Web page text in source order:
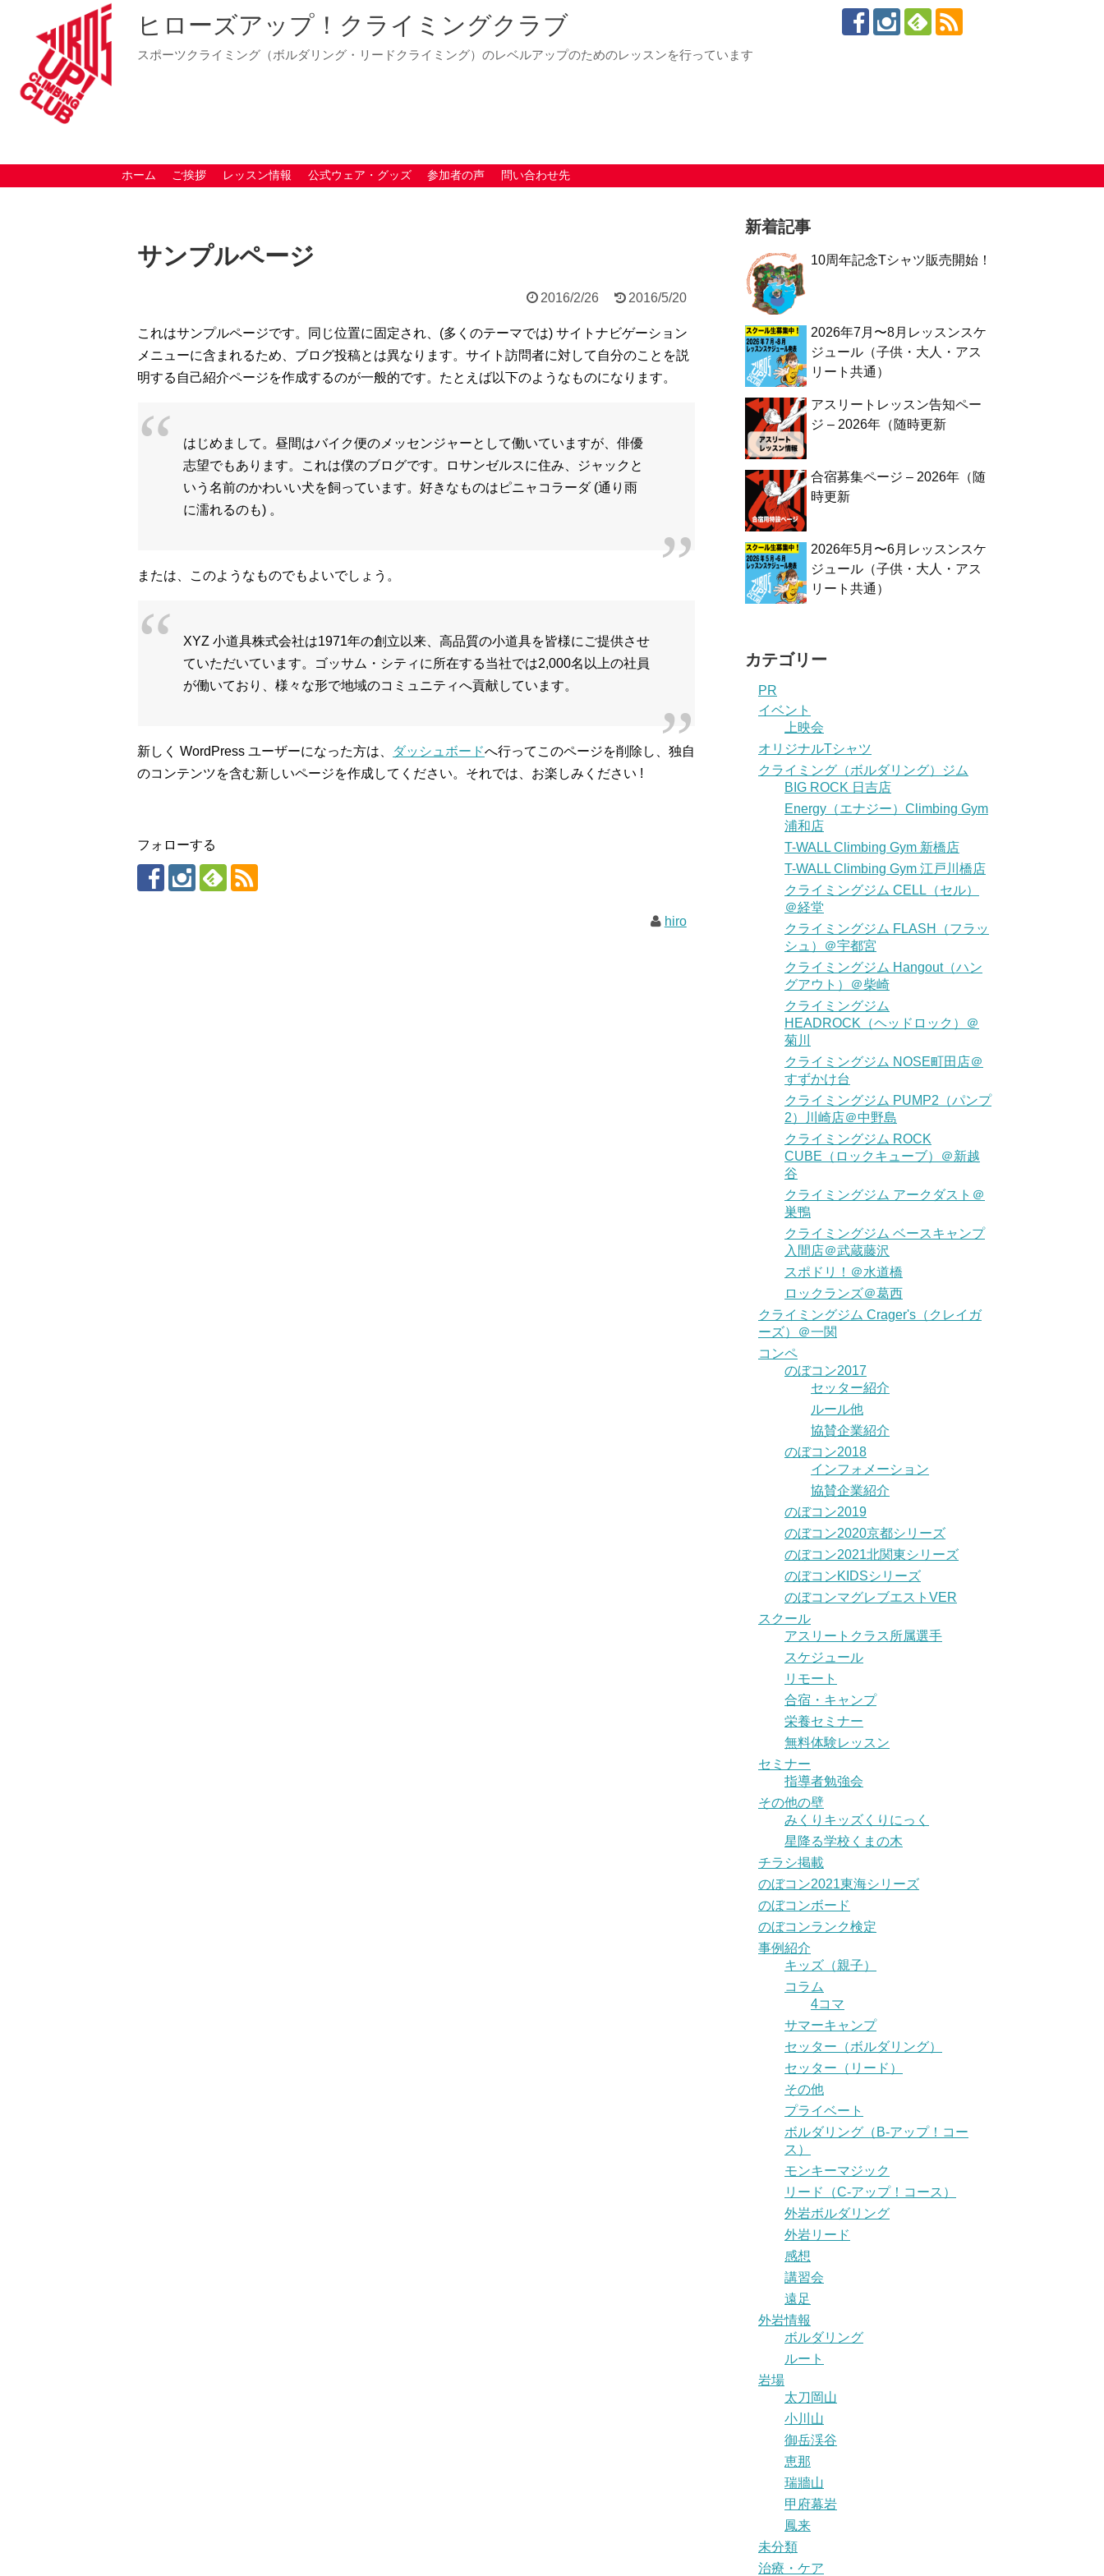
ヒローズアップ！クライミングクラブ
スポーツクライミング（ボルダリング・リードクライミング）のレベルアップのためのレッスンを行っています
ホーム ご挨拶 レッスン情報 公式ウェア・グッズ 参加者の声 問い合わせ先
サンプルページ
2016/2/26 2016/5/20
これはサンプルページです。同じ位置に固定され、(多くのテーマでは) サイトナビゲーション
メニューに含まれるため、ブログ投稿とは異なります。サイト訪問者に対して自分のことを説
明する自己紹介ページを作成するのが一般的です。たとえば以下のようなものになります。
はじめまして。昼間はバイク便のメッセンジャーとして働いていますが、俳優
志望でもあります。これは僕のブログです。ロサンゼルスに住み、ジャックと
いう名前のかわいい犬を飼っています。好きなものはピニャコラーダ (通り雨
に濡れるのも) 。
または、このようなものでもよいでしょう。
XYZ 小道具株式会社は1971年の創立以来、高品質の小道具を皆様にご提供させ
ていただいています。ゴッサム・シティに所在する当社では2,000名以上の社員
が働いており、様々な形で地域のコミュニティへ貢献しています。
新しく WordPress ユーザーになった方は、 ダッシュボードへ行ってこのページを削除し、独自
のコンテンツを含む新しいページを作成してください。それでは、お楽しみください !
フォローする
hiro
新着記事
10周年記念Tシャツ販売開始！
2026年7月〜8月レッスンスケ
ジュール（子供・大人・アス
リート共通）
アスリートレッスン告知ペー
ジ – 2026年（随時更新
合宿募集ページ – 2026年（随
時更新
2026年5月〜6月レッスンスケ
ジュール（子供・大人・アス
リート共通）
カテゴリー
PR
イベント
上映会
オリジナルTシャツ
クライミング（ボルダリング）ジム
BIG ROCK 日吉店
Energy（エナジー）Climbing Gym
浦和店
T-WALL Climbing Gym 新橋店
T-WALL Climbing Gym 江戸川橋店
クライミングジム CELL（セル）
＠経堂
クライミングジム FLASH（フラッ
シュ）＠宇都宮
クライミングジム Hangout（ハン
グアウト）＠柴崎
クライミングジム
HEADROCK（ヘッドロック）＠
菊川
クライミングジム NOSE町田店＠
すずかけ台
クライミングジム PUMP2（パンプ
2）川崎店＠中野島
クライミングジム ROCK
CUBE（ロックキューブ）＠新越
谷
クライミングジム アークダスト＠
巣鴨
クライミングジム ベースキャンプ
入間店＠武蔵藤沢
スポドリ！＠水道橋
ロックランズ＠葛西
クライミングジム Crager's（クレイガ
ーズ）＠一関
コンペ
のぼコン2017
セッター紹介
ルール他
協賛企業紹介
のぼコン2018
インフォメーション
協賛企業紹介
のぼコン2019
のぼコン2020京都シリーズ
のぼコン2021北関東シリーズ
のぼコンKIDSシリーズ
のぼコンマグレブエストVER
スクール
アスリートクラス所属選手
スケジュール
リモート
合宿・キャンプ
栄養セミナー
無料体験レッスン
セミナー
指導者勉強会
その他の壁
みくりキッズくりにっく
星降る学校くまの木
チラシ掲載
のぼコン2021東海シリーズ
のぼコンボード
のぼコンランク検定
事例紹介
キッズ（親子）
コラム
4コマ
サマーキャンプ
セッター（ボルダリング）
セッター（リード）
その他
プライベート
ボルダリング（B-アップ！コー
ス）
モンキーマジック
リード（C-アップ！コース）
外岩ボルダリング
外岩リード
感想
講習会
遠足
外岩情報
ボルダリング
ルート
岩場
太刀岡山
小川山
御岳渓谷
恵那
瑞牆山
甲府幕岩
鳳来
未分類
治療・ケア